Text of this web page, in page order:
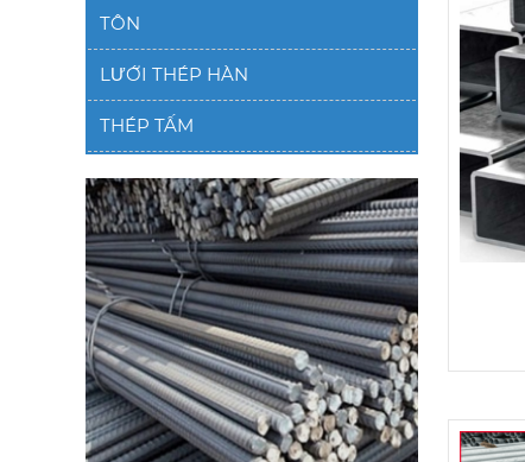
TÔN
LƯỚI THÉP HÀN
THÉP TẤM